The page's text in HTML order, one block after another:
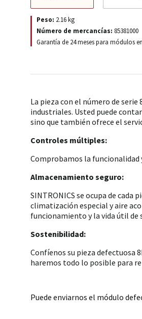
Peso: 2.16kg
Número de mercancías: 85381000
Garantía de 24 meses para módulos
La pieza con el número de
industriales. Usted puede
sino que también ofrece el
Controles múltiples:
Comprobamos la funcionalidad
Almacenamiento seguro:
SINTRONICS se ocupa de
climatización especial y aire
funcionamiento y la vida útil de
Sostenibilidad:
Confíenos su pieza defectuosa
haremos todo lo posible para
Puede enviarnos el módulo